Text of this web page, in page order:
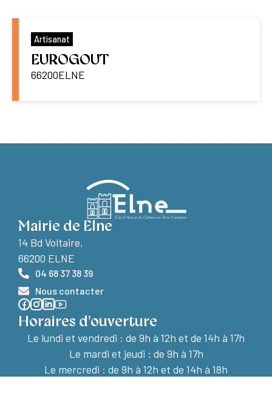
Artisanat
EUROGOUT
66200ELNE
Mairie de Elne
14 Bd Voltaire,
66200 ELNE
04 68 37 38 39
Nous contacter
Horaires d'ouverture
Le lundi et vendredi : de 9h à 12h et de 14h à 17h
Le mardi et jeudi : de 9h à 17h
Le mercredi : de 9h à 12h et de 14h à 18h